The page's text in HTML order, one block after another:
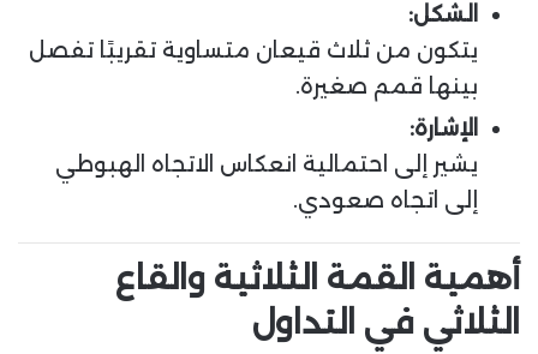
الشكل:
يتكون من ثلاث قيعان متساوية تقريبًا تفصل
بينها قمم صغيرة.
الإشارة:
يشير إلى احتمالية انعكاس الاتجاه الهبوطي
إلى اتجاه صعودي.
أهمية القمة الثلاثية والقاع
الثلاثي في التداول